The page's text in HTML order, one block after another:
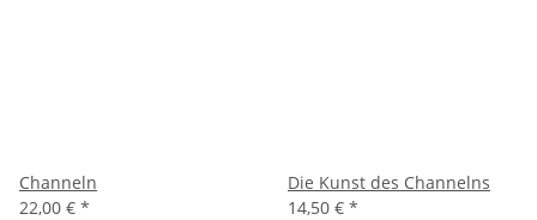
Channeln
22,00 € *
Die Kunst des Channelns
14,50 € *